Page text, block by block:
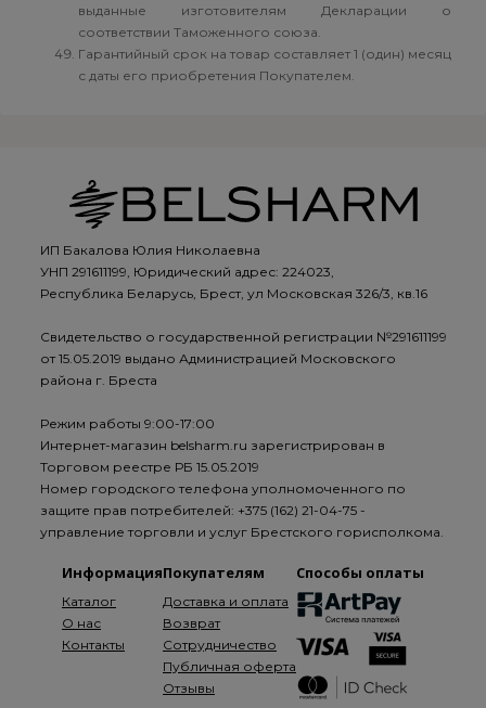
выданные изготовителям Декларации о
соответствии Таможенного союза.
Гарантийный срок на товар составляет 1 (один) месяц
с даты его приобретения Покупателем.
ИП Бакалова Юлия Николаевна
УНП 291611199, Юридический адрес: 224023,
Республика Беларусь, Брест, ул Московская 326/3, кв.16
Свидетельство о государственной регистрации №291611199
от 15.05.2019 выдано Администрацией Московского
района г. Бреста
Режим работы 9:00-17:00
Интернет-магазин belsharm.ru зарегистрирован в
Торговом реестре РБ 15.05.2019
Номер городского телефона уполномоченного по
защите прав потребителей: +375 (162) 21-04-75 -
управление торговли и услуг Брестского горисполкома.
Информация
Каталог
О нас
Контакты
Покупателям
Доставка и оплата
Возврат
Сотрудничество
Публичная оферта
Отзывы
Способы оплаты